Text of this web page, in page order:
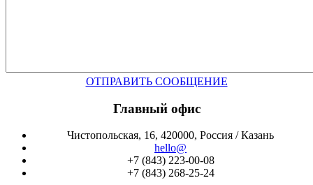
ОТПРАВИТЬ СООБЩЕНИЕ
Главный офис
Чистопольская, 16, 420000, Россия / Казань
hello@
+7 (843) 223-00-08
+7 (843) 268-25-24